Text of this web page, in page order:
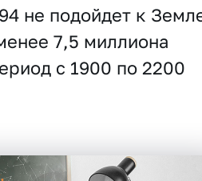
не подойдет к
7,5 миллиона
с 1900 по 2200